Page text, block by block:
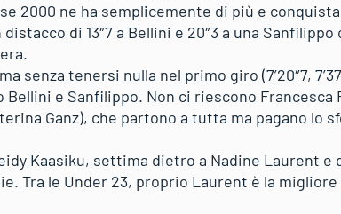
2000 ne ha semplicemente di più e conquista
di 13″7 a Bellini e 20″3 a una
senza tenersi nulla nel primo giro (7’20″7,
Bellini e Sanfilippo. Non ci riescono Francesca
Ganz), che partono a tutta ma pagano lo
Kaasiku, settima dietro a Nadine Laurent e
Tra le Under 23, proprio Laurent è la